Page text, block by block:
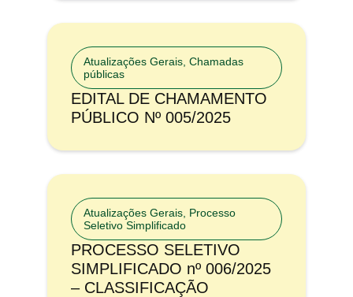
Atualizações Gerais Chamadas
públicas
EDITAL DE CHAMAMENTO
PÚBLICO Nº 005/2025
Atualizações Gerais Processo
Seletivo Simplificado
PROCESSO SELETIVO
SIMPLIFICADO nº 006/2025
– CLASSIFICAÇÃO